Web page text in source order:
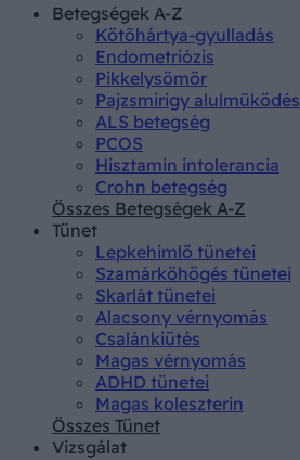
Betegségek A-Z
Kötőhártya-gyulladás
Endometriózis
Pikkelysömör
Pajzsmirigy alulműködés
ALS betegség
PCOS
Hisztamin intolerancia
Crohn betegség
Összes Betegségek A-Z
Tünet
Lepkehimlő tünetei
Szamárköhögés tünetei
Skarlát tünetei
Alacsony vérnyomás
Csalánkiütés
Magas vérnyomás
ADHD tünetei
Magas koleszterin
Összes Tünet
Vizsgálat